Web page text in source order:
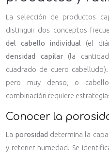
La selección de productos
distinguir dos conceptos
del cabello individual (el
densidad capilar(la
cuadrado de cuero
pero muy denso, o
combinación requiere
Conocer la
La porosidad determina la
y retener humedad. Se